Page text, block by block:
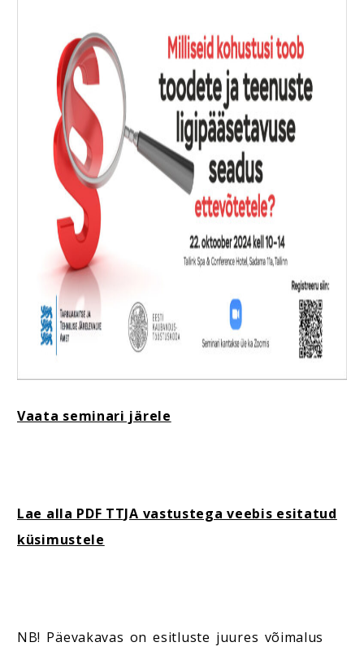
Vaata seminari järele
Lae alla PDF TTJA vastustega veebis esitatud
küsimustele
NB! Päevakavas on esitluste juures võimalus